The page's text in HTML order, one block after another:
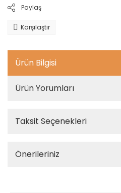
Paylaş
Karşılaştır
Ürün Bilgisi
Ürün Yorumları
Taksit Seçenekleri
Önerileriniz